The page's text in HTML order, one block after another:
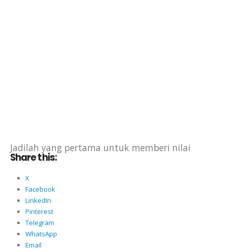
Jadilah yang pertama untuk memberi nilai
Share this:
X
Facebook
LinkedIn
Pinterest
Telegram
WhatsApp
Email